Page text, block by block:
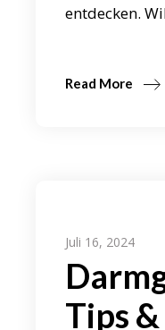
entdecken.
Read More
Juli 16, 2024
Tips